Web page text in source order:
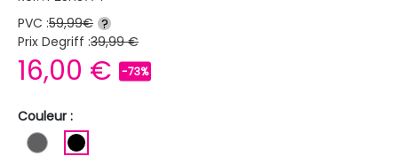
PVC :59,99€ ?
Prix Degriff :39,99 €
16,00 € -73%
Couleur :
GRIS FONCE